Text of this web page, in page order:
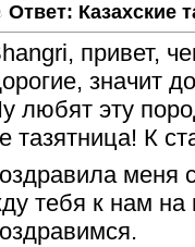
Ответ: Казахские
привет,
значит
любят эту
тазятница! К
меня
тебя к нам на